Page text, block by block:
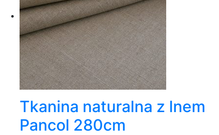
Tkanina naturalna z lnem
Pancol 280cm